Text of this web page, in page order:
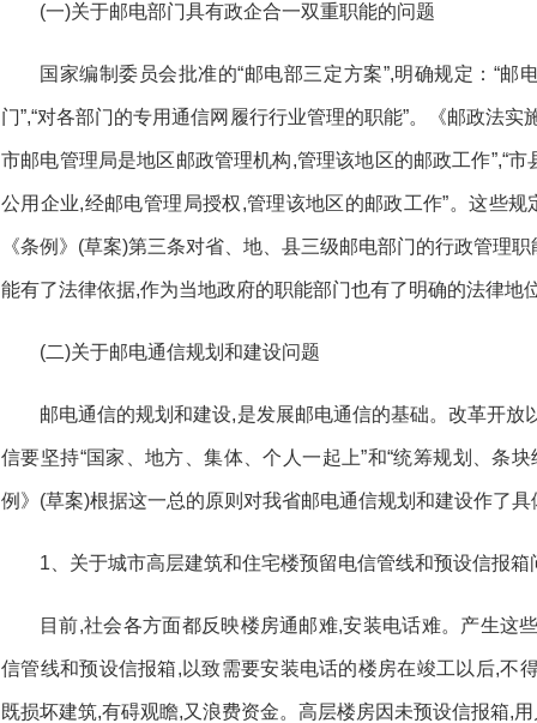
(一)关于邮电部门具有政企合一双重职能的问题
国家编制委员会批准的“邮电部三定方案”,明确规定：“
门”,“对各部门的专用通信网履行行业管理的职能”。《邮政法
市邮电管理局是地区邮政管理机构,管理该地区的邮政工作”,“
公用企业,经邮电管理局授权,管理该地区的邮政工作”。这些
《条例》(草案)第三条对省、地、县三级邮电部门的行政管理
能有了法律依据,作为当地政府的职能部门也有了明确的法律地
(二)关于邮电通信规划和建设问题
邮电通信的规划和建设,是发展邮电通信的基础。改革开
信要坚持“国家、地方、集体、个人一起上”和“统筹规划、条
例》(草案)根据这一总的原则对我省邮电通信规划和建设作了具
1、关于城市高层建筑和住宅楼预留电信管线和预设信报箱
目前,社会各方面都反映楼房通邮难,安装电话难。产生这
信管线和预设信报箱,以致需要安装电话的楼房在竣工以后,不
既损坏建筑,有碍观瞻,又浪费资金。高层楼房因未预设信报箱,